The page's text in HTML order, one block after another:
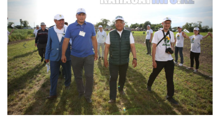
Previous Next